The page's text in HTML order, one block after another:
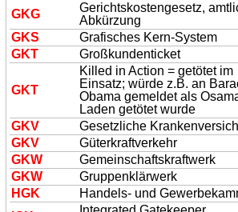
GKG
Gerichtskostengesetz,
Abkürzung
GKS Grafisches Kern-System
GKT Großkundenticket
GKT
Killed in Action = getötet im
Einsatz; würde z.B. an
Obama gemeldet als
Laden getötet wurde
GKV Gesetzliche
GKV Güterkraftverkehr
GKW Gemeinschaftskraftwerk
GKW Gruppenklärwerk
HGK Handels- und